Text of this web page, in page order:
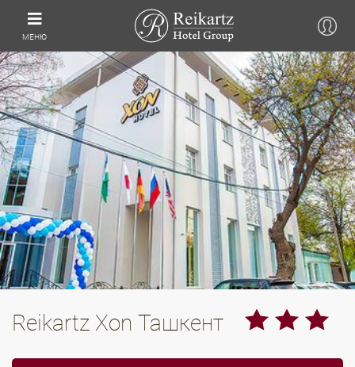
МЕНЮ
Reikartz Xon Ташкент